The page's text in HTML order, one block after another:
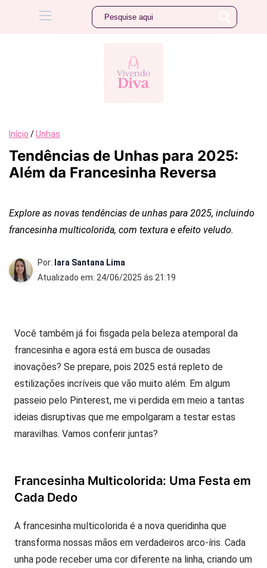
Início /Unhas
Tendências de Unhas para 2025:
Além da Francesinha Reversa
Explore as novas tendências de unhas para 2025, incluindo
francesinha multicolorida, com textura e efeito veludo.
Por: Iara Santana Lima
Atualizado em: 24/06/2025 ás 21:19
Você também já foi fisgada pela beleza atemporal da
francesinha e agora está em busca de ousadas
inovações? Se prepare, pois 2025 está repleto de
estilizações incríveis que vão muito além. Em algum
passeio pelo Pinterest, me vi perdida em meio a tantas
ideias disruptivas que me empolgaram a testar estas
maravilhas. Vamos conferir juntas?
Francesinha Multicolorida: Uma Festa em
Cada Dedo
A francesinha multicolorida é a nova queridinha que
transforma nossas mãos em verdadeiros arco-íris. Cada
unha pode receber uma cor diferente na linha, criando um